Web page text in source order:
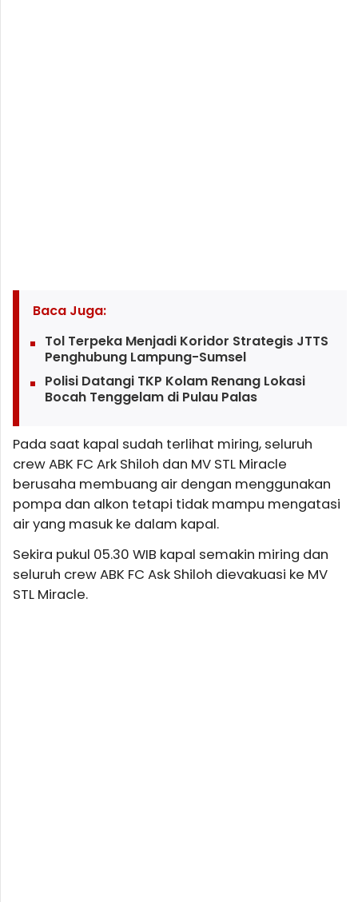
Baca Juga:
Tol Terpeka Menjadi Koridor Strategis JTTS
Penghubung Lampung-Sumsel
Polisi Datangi TKP Kolam Renang Lokasi
Bocah Tenggelam di Pulau Palas
Pada saat kapal sudah terlihat miring, seluruh
crew ABK FC Ark Shiloh dan MV STL Miracle
berusaha membuang air dengan menggunakan
pompa dan alkon tetapi tidak mampu mengatasi
air yang masuk ke dalam kapal.
Sekira pukul 05.30 WIB kapal semakin miring dan
seluruh crew ABK FC Ask Shiloh dievakuasi ke MV
STL Miracle.